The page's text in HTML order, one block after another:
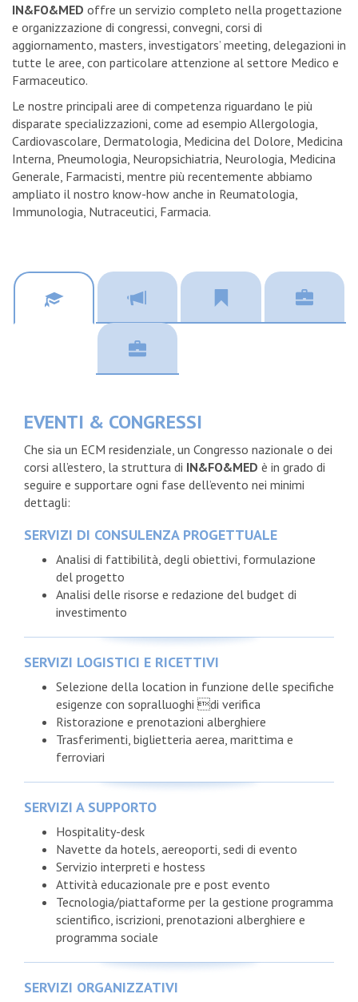
IN&FO&MED offre un servizio completo nella progettazione
e organizzazione di congressi, convegni, corsi di
aggiornamento, masters, investigators’ meeting, delegazioni in
tutte le aree, con particolare attenzione al settore Medico e
Farmaceutico.
Le nostre principali aree di competenza riguardano le più
disparate specializzazioni, come ad esempio Allergologia,
Cardiovascolare, Dermatologia, Medicina del Dolore, Medicina
Interna, Pneumologia, Neuropsichiatria, Neurologia, Medicina
Generale, Farmacisti, mentre più recentemente abbiamo
ampliato il nostro know-how anche in Reumatologia,
Immunologia, Nutraceutici, Farmacia.
EVENTI & CONGRESSI
Che sia un ECM residenziale, un Congresso nazionale o dei
corsi all’estero, la struttura di IN&FO&MED è in grado di
seguire e supportare ogni fase dell’evento nei minimi
dettagli:
SERVIZI DI CONSULENZA PROGETTUALE
Analisi di fattibilità, degli obiettivi, formulazione
del progetto
Analisi delle risorse e redazione del budget di
investimento
SERVIZI LOGISTICI E RICETTIVI
Selezione della location in funzione delle specifiche
esigenze con sopralluoghi di verifica
Ristorazione e prenotazioni alberghiere
Trasferimenti, biglietteria aerea, marittima e
ferroviari
SERVIZI A SUPPORTO
Hospitality-desk
Navette da hotels, aereoporti, sedi di evento
Servizio interpreti e hostess
Attività educazionale pre e post evento
Tecnologia/piattaforme per la gestione programma
scientifico, iscrizioni, prenotazioni alberghiere e
programma sociale
SERVIZI ORGANIZZATIVI